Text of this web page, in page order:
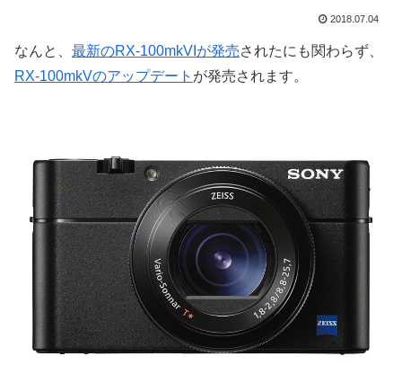
2018.07.04
なんと、 最新のRX-100mkVIが発売されたにも関わらず、
RX-100mkVのアップデート が発売されます。